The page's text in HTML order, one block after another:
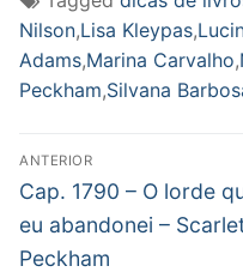
Nilson,Lisa Kleypas,
Adams,Marina Carvalho,
Peckham,Silvana
Navegação
de
Post
ANTERIOR
Post
anterior:
Cap. 1790 – O lorde
eu abandonei –
Peckham